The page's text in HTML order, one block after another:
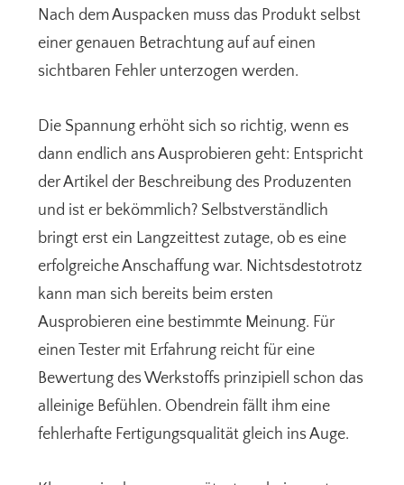
Nach dem Auspacken muss das Produkt selbst
einer genauen Betrachtung auf auf einen
sichtbaren Fehler unterzogen werden.
Die Spannung erhöht sich so richtig, wenn es
dann endlich ans Ausprobieren geht: Entspricht
der Artikel der Beschreibung des Produzenten
und ist er bekömmlich? Selbstverständlich
bringt erst ein Langzeittest zutage, ob es eine
erfolgreiche Anschaffung war. Nichtsdestotrotz
kann man sich bereits beim ersten
Ausprobieren eine bestimmte Meinung. Für
einen Tester mit Erfahrung reicht für eine
Bewertung des Werkstoffs prinzipiell schon das
alleinige Befühlen. Obendrein fällt ihm eine
fehlerhafte Fertigungsqualität gleich ins Auge.